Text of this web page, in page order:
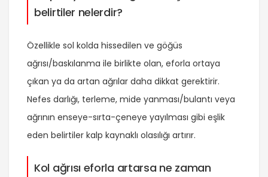
belirtiler nelerdir?
Özellikle sol kolda hissedilen ve göğüs
ağrısı/baskılanma ile birlikte olan, eforla ortaya
çıkan ya da artan ağrılar daha dikkat gerektirir.
Nefes darlığı, terleme, mide yanması/bulantı veya
ağrının enseye-sırta-çeneye yayılması gibi eşlik
eden belirtiler kalp kaynaklı olasılığı artırır.
Kol ağrısı eforla artarsa ne zaman